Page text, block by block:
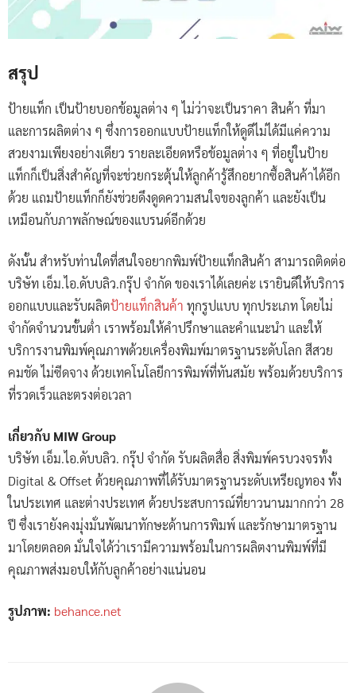
สรุป
ป้ายแท็ก เป็นป้ายบอกข้อมูลต่าง ๆ ไม่ว่าจะเป็นราคา สินค้า ที่มา
และการผลิตต่าง ๆ ซึ่งการออกแบบป้ายแท็กให้ดูดีไม่ได้มีแค่ความ
สวยงามเพียงอย่างเดียว รายละเอียดหรือข้อมูลต่าง ๆ ที่อยู่ในป้าย
แท็กก็เป็นสิ่งสำคัญที่จะช่วยกระตุ้นให้ลูกค้ารู้สึกอยากซื้อสินค้าได้อีก
ด้วย แถมป้ายแท็กก็ยังช่วยดึงดูดความสนใจของลูกค้า และยังเป็น
เหมือนกับภาพลักษณ์ของแบรนด์อีกด้วย
ดังนั้น สำหรับท่านใดที่สนใจอยากพิมพ์ป้ายแท็กสินค้า สามารถติดต่อ
บริษัท เอ็ม.ไอ.ดับบลิว.กรุ๊ป จำกัด ของเราได้เลยค่ะ เรายินดีให้บริการ
ออกแบบและรับผลิตป้ายแท็กสินค้า ทุกรูปแบบ ทุกประเภท โดยไม่
จำกัดจำนวนขั้นต่ำ เราพร้อมให้คำปรึกษาและคำแนะนำ และให้
บริการงานพิมพ์คุณภาพด้วยเครื่องพิมพ์มาตรฐานระดับโลก สีสวย
คมชัด ไม่ซีดจาง ด้วยเทคโนโลยีการพิมพ์ที่ทันสมัย พร้อมด้วยบริการ
ที่รวดเร็วและตรงต่อเวลา
เกี่ยวกับ MIW Group
บริษัท เอ็ม.ไอ.ดับบลิว. กรุ๊ป จำกัด รับผลิตสื่อ สิ่งพิมพ์ครบวงจรทั้ง
Digital & Offset ด้วยคุณภาพที่ได้รับมาตรฐานระดับเหรียญทอง ทั้ง
ในประเทศ และต่างประเทศ ด้วยประสบการณ์ที่ยาวนานมากกว่า 28
ปี ซึ่งเรายังคงมุ่งมั่นพัฒนาทักษะด้านการพิมพ์ และรักษามาตรฐาน
มาโดยตลอด มั่นใจได้ว่าเรามีความพร้อมในการผลิตงานพิมพ์ที่มี
คุณภาพส่งมอบให้กับลูกค้าอย่างแน่นอน
รูปภาพ: behance.net